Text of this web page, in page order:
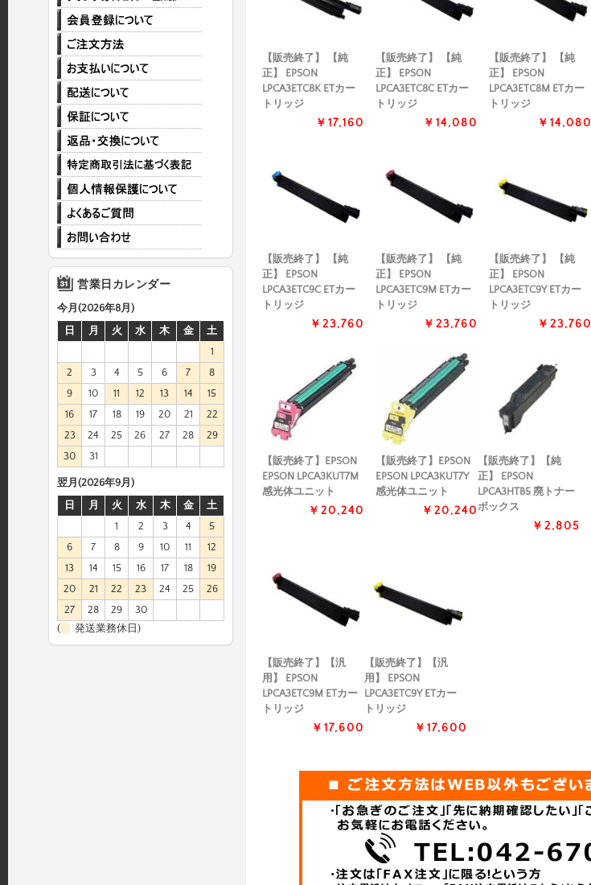
【販売終了】 【純
正】 EPSON
LPCA3ETC8K ETカー
トリッジ
￥17,160
【販売終了】 【純
正】 EPSON
LPCA3ETC8C ETカー
トリッジ
￥14,080
【販売終了】 【純
正】 EPSON
LPCA3ETC8M ETカー
トリッジ
￥14,080
【販売終了】 【純
正】 EPSON
LPCA3ETC9C ETカー
トリッジ
￥23,760
【販売終了】 【純
正】 EPSON
LPCA3ETC9M ETカー
トリッジ
￥23,760
【販売終了】 【純
正】 EPSON
LPCA3ETC9Y ETカー
トリッジ
￥23,760
【販売終了】EPSON
EPSON LPCA3KUT7M
感光体ユニット
￥20,240
【販売終了】EPSON
EPSON LPCA3KUT7Y
感光体ユニット
￥20,240
【販売終了】【純
正】 EPSON
LPCA3HTB5 廃トナー
ボックス
￥2,805
【販売終了】【汎
用】 EPSON
LPCA3ETC9M ETカー
トリッジ
￥17,600
【販売終了】【汎
用】 EPSON
LPCA3ETC9Y ETカー
トリッジ
￥17,600
営業日カレンダー
今月(2026年8月)
日
月 火 水 木 金
土
1
2
3 4 5 6 7
8
9
10 11 12 13 14
15
16
17 18 19 20 21
22
23
24 25 26 27 28
29
30
31
翌月(2026年9月)
日
月 火 水 木 金
土
1
2 3 4
5
6
7 8 9 10 11
12
13
14 15 16 17 18
19
20
21 22 23 24 25
26
27
28 29
30
(
発送業務休日)